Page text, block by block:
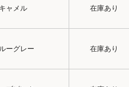
キャメル 在庫あり
ーグレー 在庫あり